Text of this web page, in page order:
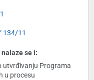
134/11
se i:
utvrđivanju Programa
u procesu